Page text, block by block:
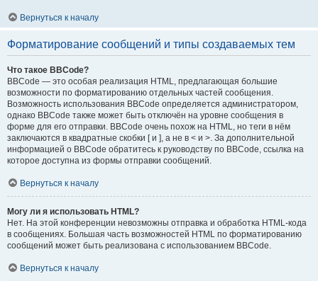
Вернуться к началу
Форматирование сообщений и типы создаваемых тем
Что такое BBCode?
BBCode — это особая реализация HTML, предлагающая большие
возможности по форматированию отдельных частей сообщения.
Возможность использования BBCode определяется администратором,
однако BBCode также может быть отключён на уровне сообщения в
форме для его отправки. BBCode очень похож на HTML, но теги в нём
заключаются в квадратные скобки [ и ], а не в < и >. За дополнительной
информацией о BBCode обратитесь к руководству по BBCode, ссылка на
которое доступна из формы отправки сообщений.
Вернуться к началу
Могу ли я использовать HTML?
Нет. На этой конференции невозможны отправка и обработка HTML-кода
в сообщениях. Большая часть возможностей HTML по форматированию
сообщений может быть реализована с использованием BBCode.
Вернуться к началу